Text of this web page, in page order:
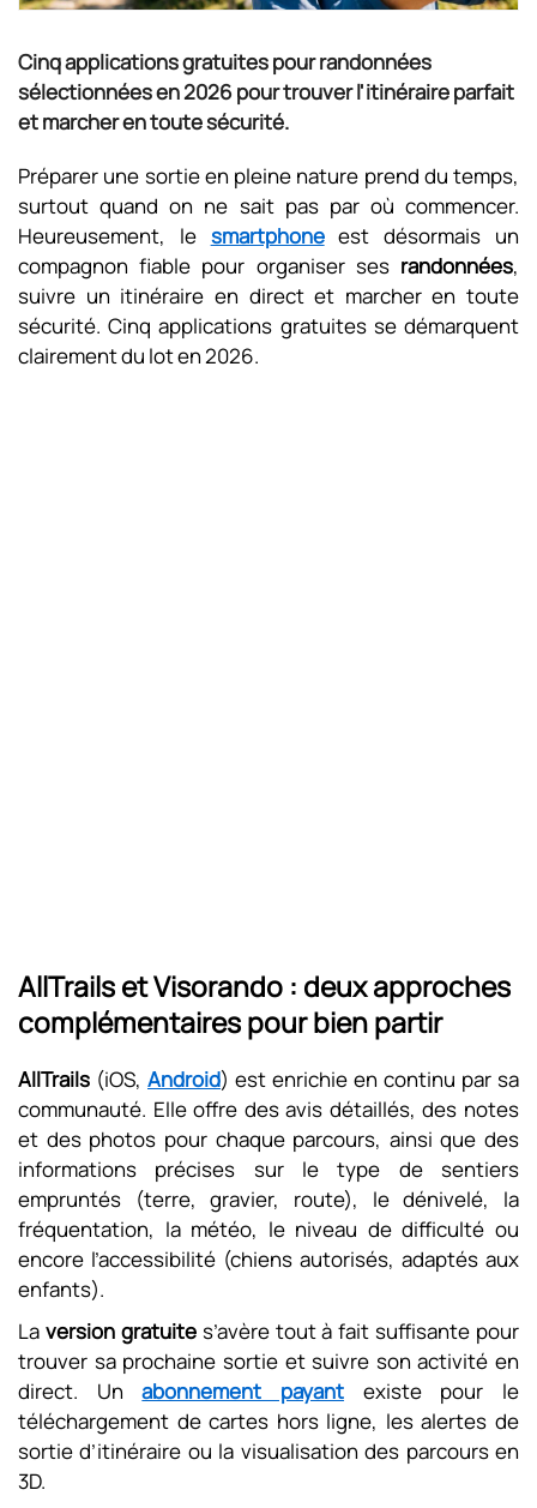
Cinq applications gratuites pour randonnées
sélectionnées en 2026 pour trouver l'itinéraire parfait
et marcher en toute sécurité.
Préparer une sortie en pleine nature prend du temps,
surtout quand on ne sait pas par où commencer.
Heureusement, le smartphoneest désormais un
compagnon fiable pour organiser ses randonnées,
suivre un itinéraire en direct et marcher en toute
sécurité. Cinq applications gratuites se démarquent
clairement du lot en 2026.
AllTrails et Visorando : deux approches
complémentaires pour bien partir
AllTrails (iOS, Android) est enrichie en continu par sa
communauté. Elle offre des avis détaillés, des notes
et des photos pour chaque parcours, ainsi que des
informations précises sur le type de sentiers
empruntés (terre, gravier, route), le dénivelé, la
fréquentation, la météo, le niveau de difficulté ou
encore l’accessibilité (chiens autorisés, adaptés aux
enfants).
La version gratuites’avère tout à fait suffisante pour
trouver sa prochaine sortie et suivre son activité en
direct. Unabonnement payant existe pour le
téléchargement de cartes hors ligne, les alertes de
sortie d’itinéraire ou la visualisation des parcours en
3D.